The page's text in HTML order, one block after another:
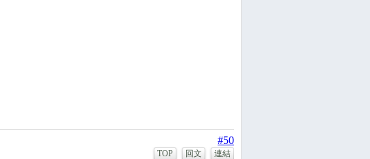
#50
TOP 回文 連結